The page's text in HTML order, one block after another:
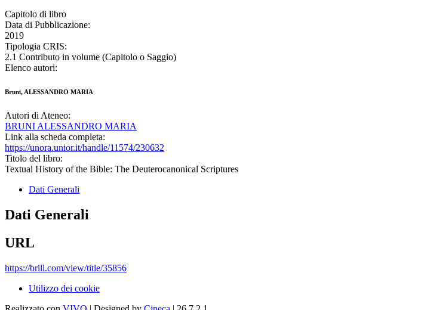
Capitolo di libro
Data di Pubblicazione:
2019
Tipologia CRIS:
2.1 Contributo in volume (Capitolo o Saggio)
Elenco autori:
Bruni, ALESSANDRO MARIA
Autori di Ateneo:
BRUNI ALESSANDRO MARIA
Link alla scheda completa:
https://unora.unior.it/handle/11574/230632
Titolo del libro:
Textual History of the Bible: The Deuterocanonical Scriptures
Dati Generali
Dati Generali
URL
https://brill.com/view/title/35856
Utilizzo dei cookie